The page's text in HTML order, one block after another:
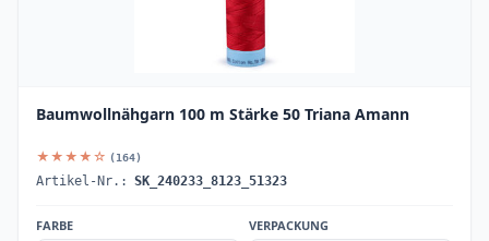
Baumwollnähgarn 100 m Stärke 50 Triana Amann
★★★★☆ (164)
Artikel-Nr.: SK_240233_8123_51323
FARBE VERPACKUNG